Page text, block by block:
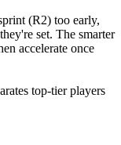
(R2) too early,
set. The smarter
accelerate once
top-tier players